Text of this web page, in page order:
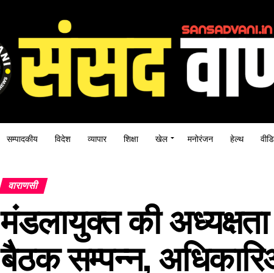
सम्पादकीय विदेश व्यापार शिक्षा खेल मनोरंजन हेल्थ
वाराणसी
मंडलायुक्त की
बैठक सम्पन्न,